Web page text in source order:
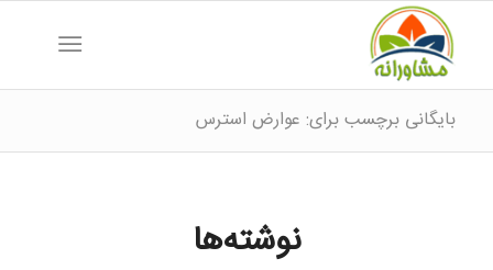
بایگانی برچسب برای: عوارض استرس
نوشته‌ها